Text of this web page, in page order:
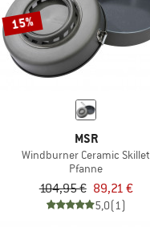
15%
MSR
Windburner Ceramic Skillet
Pfanne
104,95 € 89,21 €
5,0(1)